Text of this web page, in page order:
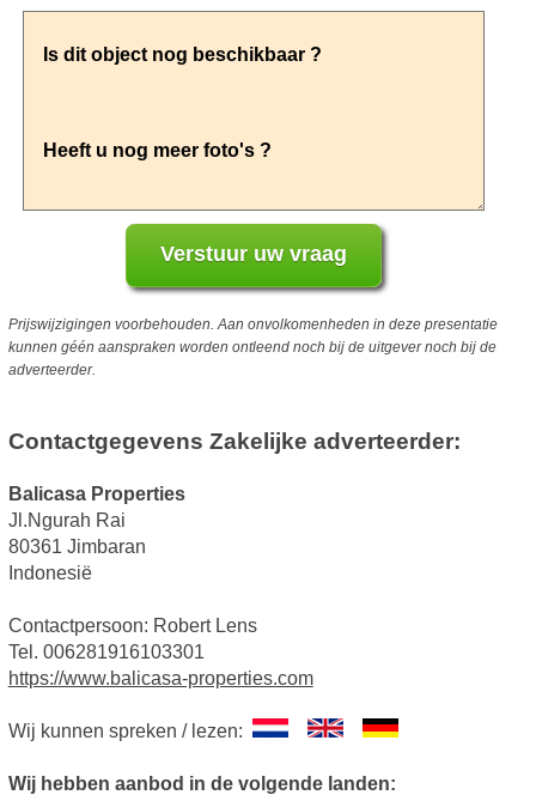
Prijswijzigingen voorbehouden. Aan onvolkomenheden in deze presentatie
kunnen géén aanspraken worden ontleend noch bij de uitgever noch bij de
adverteerder.
Contactgegevens Zakelijke adverteerder:
Balicasa Properties
Jl.Ngurah Rai
80361 Jimbaran
Indonesië
Contactpersoon: Robert Lens
Tel. 006281916103301
https://www.balicasa-properties.com
Wij kunnen spreken / lezen:
Wij hebben aanbod in de volgende landen: